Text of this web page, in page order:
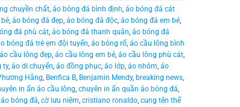
chuyền chất, áo bóng đá bình định, áo bóng đá cát
, áo bóng đá đẹp, áo bóng đá độc, áo bóng đá em bé,
đá phù cát, áo bóng đá thanh quân, áo bóng đá
bóng đá trẻ ẹm đội tuyển, áo bóng rổ, áo cầu lông bình
áo cầu lông đẹp, áo cầu lông em bé, áo cầu lông phù cát,
ty, áo di chuyển, áo đồng phục, áo lớp, áo nhóm, áo
Hằng, Benfica B, Benjamin Mendy, breaking news,
in ấn áo cầu lông, chuyên in ấn quần áo bóng đá,
bóng đá, cờ lưu niệm, cristiano ronaldo, cung tên thể